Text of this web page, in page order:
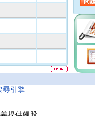
▼0.20
0.05%
0.00
0.00%
▼0.20
0.08%
▲0.10
0.50%
0.00
尋引擎